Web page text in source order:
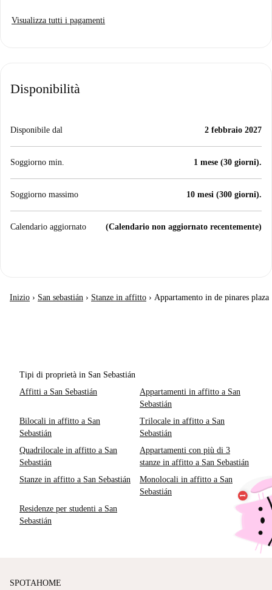
Visualizza tutti i pagamenti
Disponibilità
Disponibile dal 2 febbraio 2027
Soggiorno min. 1 mese (30 giorni).
Soggiorno massimo 10 mesi (300 giorni).
Calendario aggiornato (Calendario non aggiornato recentemente)
Inizio › San sebastián › Stanze in affitto › Appartamento in de pinares plaza
Tipi di proprietà in San Sebastián
Affitti a San Sebastián
Appartamenti in affitto a San
Sebastián
Bilocali in affitto a San
Sebastián
Trilocale in affitto a San
Sebastián
Quadrilocale in affitto a San
Sebastián
Appartamenti con più di 3
stanze in affitto a San Sebastián
Stanze in affitto a San Sebastián
Monolocali in affitto a San
Sebastián
Residenze per studenti a San
Sebastián
SPOTAHOME